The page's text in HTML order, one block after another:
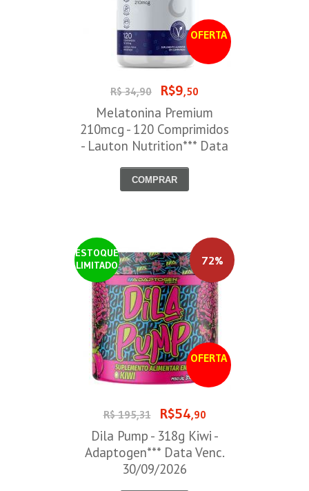
OFERTA
R$ 34,90 R$9,50
Melatonina Premium
210mcg - 120 Comprimidos
- Lauton Nutrition*** Data
COMPRAR
ESTOQUE
LIMITADO
OFERTA
72%
R$ 195,31 R$54,90
Dila Pump - 318g Kiwi -
Adaptogen*** Data Venc.
30/09/2026